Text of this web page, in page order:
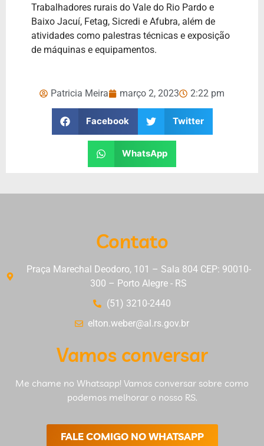
Trabalhadores rurais do Vale do Rio Pardo e
Baixo Jacuí, Fetag, Sicredi e Afubra, além de
atividades como palestras técnicas e exposição
de máquinas e equipamentos.
Patricia Meira março 2, 2023 2:22 pm
Facebook Twitter
WhatsApp
Contato
Praça Marechal Deodoro, 101 – Sala 804 CEP: 90010-
300 – Porto Alegre - RS
(51) 3210-2440
elton.weber@al.rs.gov.br
Vamos conversar
Me chame no Whatsapp! Vamos conversar sobre como
podemos melhorar o nosso RS.
FALE COMIGO NO WHATSAPP